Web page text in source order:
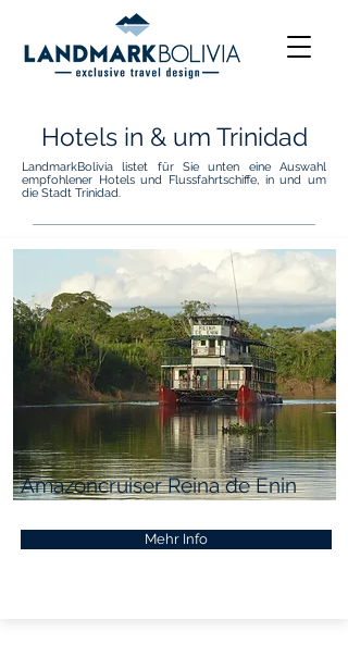
Hotels in & um Trinidad
LandmarkBolivia listet für Sie unten eine Auswahl
empfohlener Hotels und Flussfahrtschiffe, in und um
die Stadt Trinidad.
Amazoncruiser Reina de Enin
Mehr Info